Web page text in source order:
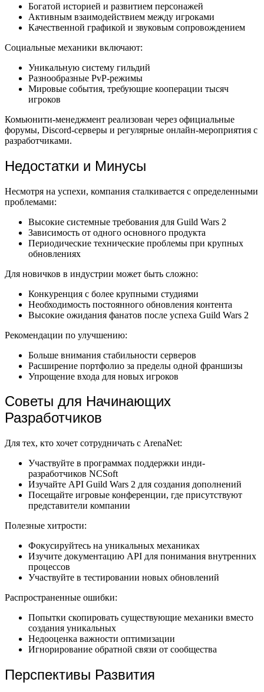
Богатой историей и развитием персонажей
Активным взаимодействием между игроками
Качественной графикой и звуковым сопровождением
Социальные механики включают:
Уникальную систему гильдий
Разнообразные PvP-режимы
Мировые события, требующие кооперации тысяч
игроков
Комьюнити-менеджмент реализован через официальные
форумы, Discord-серверы и регулярные онлайн-мероприятия с
разработчиками.
Недостатки и Минусы
Несмотря на успехи, компания сталкивается с определенными
проблемами:
Высокие системные требования для Guild Wars 2
Зависимость от одного основного продукта
Периодические технические проблемы при крупных
обновлениях
Для новичков в индустрии может быть сложно:
Конкуренция с более крупными студиями
Необходимость постоянного обновления контента
Высокие ожидания фанатов после успеха Guild Wars 2
Рекомендации по улучшению:
Больше внимания стабильности серверов
Расширение портфолио за пределы одной франшизы
Упрощение входа для новых игроков
Советы для Начинающих
Разработчиков
Для тех, кто хочет сотрудничать с ArenaNet:
Участвуйте в программах поддержки инди-
разработчиков NCSoft
Изучайте API Guild Wars 2 для создания дополнений
Посещайте игровые конференции, где присутствуют
представители компании
Полезные хитрости:
Фокусируйтесь на уникальных механиках
Изучите документацию API для понимания внутренних
процессов
Участвуйте в тестировании новых обновлений
Распространенные ошибки:
Попытки скопировать существующие механики вместо
создания уникальных
Недооценка важности оптимизации
Игнорирование обратной связи от сообщества
Перспективы Развития